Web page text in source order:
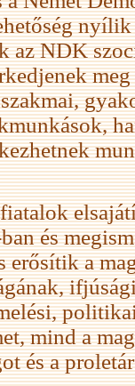
az NDK
és
a
mind a
és a